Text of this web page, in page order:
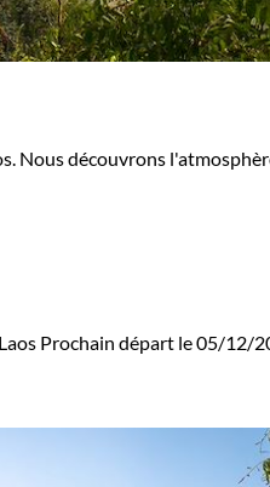
Nous découvrons
Prochain départ le 05/12/